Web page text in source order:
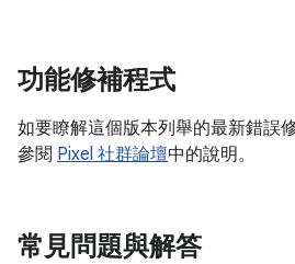
功能修補程式
如要瞭解這個版本列舉的最新錯誤
參閱 Pixel 社群論壇中的說明。
常見問題與解答